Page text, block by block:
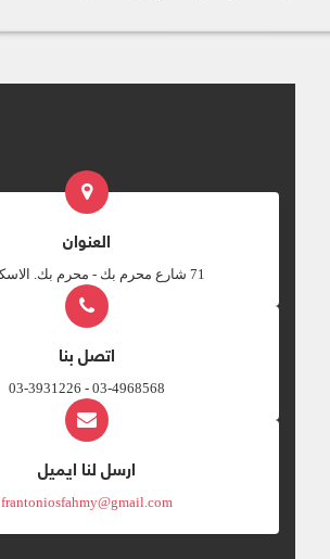
العنوان
‎71 شارع محرم بك - محرم بك. الاسكندريه
اتصل بنا
03-4968568 - 03-3931226
ارسل لنا ايميل
frantoniosfahmy@gmail.com